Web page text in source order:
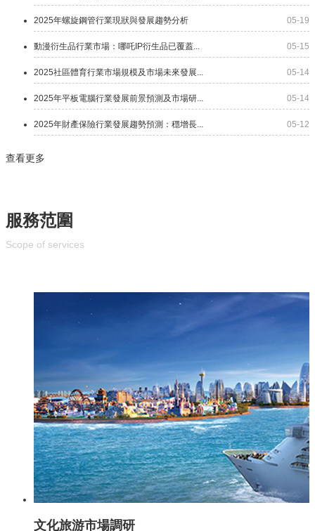
2025年螺旋鋼管行業現狀與發展趨勢分析 05-19
動漫衍生品行業市場：哪吒IP衍生品已覆蓋... 05-15
2025社區體育行業市場規模及市場未來發展... 05-14
2025年平板電腦行業發展前景預測及市場研... 05-14
2025年財產保險行業發展趨勢預測：穩增長... 05-12
查看更多
服務范圍
Scope of services
文化旅游市場調研